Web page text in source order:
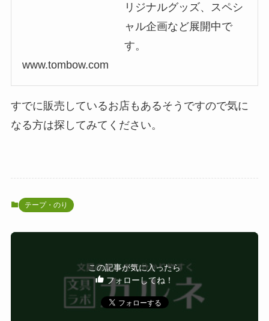
リジナルグッズ、スペシ
ャル企画など展開中で
す。
www.tombow.com
すでに販売しているお店もあるそうですので気に
なる方は探してみてください。
テープ・のり
この記事が気に入ったら
フォローしてね！